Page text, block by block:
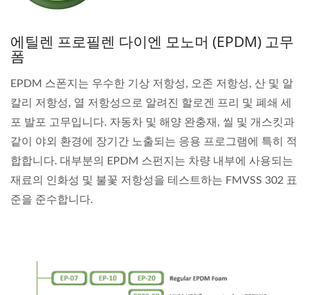
에틸렌 프로필렌 다이엔 모노머 (EPDM) 고무
폼
EPDM 스폰지는 우수한 기상 저항성, 오존 저항성, 산 및 알
칼리 저항성, 열 저항성으로 알려진 할로겐 프리 및 폐쇄 세
포 발포 고무입니다. 자동차 및 해양 완충재, 씰 및 개스킷과
같이 야외 환경에 장기간 노출되는 응용 프로그램에 특히 적
합합니다. 대부분의 EPDM 스펀지는 차량 내부에 사용되는
재료의 인화성 및 불꽃 저항성을 테스트하는 FMVSS 302 표
준을 준수합니다.